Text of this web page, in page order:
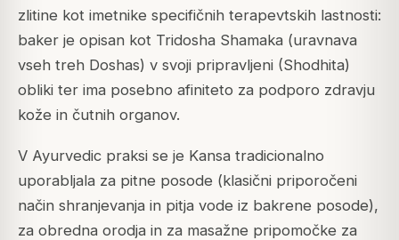
zlitine kot imetnike specifičnih terapevtskih lastnosti:
baker je opisan kot Tridosha Shamaka (uravnava
vseh treh Doshas) v svoji pripravljeni (Shodhita)
obliki ter ima posebno afiniteto za podporo zdravju
kože in čutnih organov.
V Ayurvedic praksi se je Kansa tradicionalno
uporabljala za pitne posode (klasični priporočeni
način shranjevanja in pitja vode iz bakrene posode),
za obredna orodja in za masažne pripomočke za